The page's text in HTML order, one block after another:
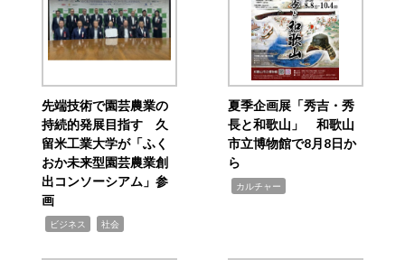
先端技術で園芸農業の
持続的発展目指す 久
留米工業大学が「ふく
おか未来型園芸農業創
出コンソーシアム」参
画
ビジネス 社会
夏季企画展「秀吉・秀
長と和歌山」 和歌山
市立博物館で8月8日か
ら
カルチャー